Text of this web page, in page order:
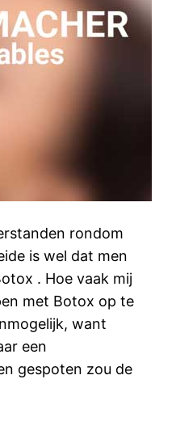
rondom
is wel dat men
. Hoe vaak mij
met Botox op te
want
een
gespoten zou de